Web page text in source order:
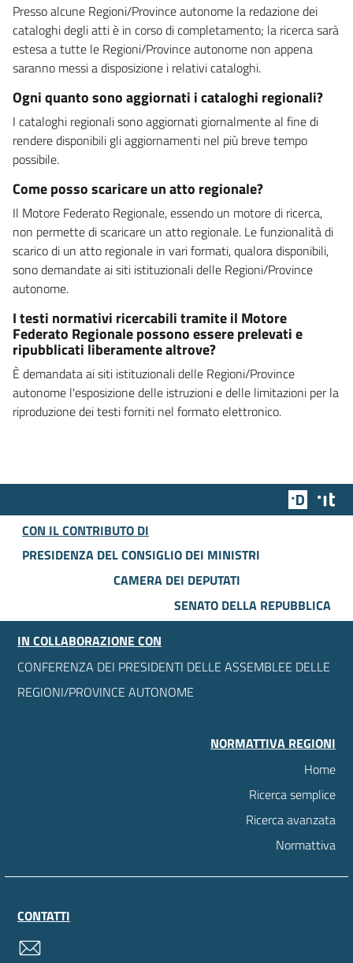
Presso alcune Regioni/Province autonome la redazione dei
cataloghi degli atti è in corso di completamento; la ricerca sarà
estesa a tutte le Regioni/Province autonome non appena
saranno messi a disposizione i relativi cataloghi.
Ogni quanto sono aggiornati i cataloghi regionali?
I cataloghi regionali sono aggiornati giornalmente al fine di
rendere disponibili gli aggiornamenti nel più breve tempo
possibile.
Come posso scaricare un atto regionale?
Il Motore Federato Regionale, essendo un motore di ricerca,
non permette di scaricare un atto regionale. Le funzionalità di
scarico di un atto regionale in vari formati, qualora disponibili,
sono demandate ai siti istituzionali delle Regioni/Province
autonome.
I testi normativi ricercabili tramite il Motore
Federato Regionale possono essere prelevati e
ripubblicati liberamente altrove?
È demandata ai siti istituzionali delle Regioni/Province
autonome l'esposizione delle istruzioni e delle limitazioni per la
riproduzione dei testi forniti nel formato elettronico.
Team
CON IL CONTRIBUTO DI
PRESIDENZA DEL CONSIGLIO DEI MINISTRI
CAMERA DEI DEPUTATI
SENATO DELLA REPUBBLICA
IN COLLABORAZIONE CON
CONFERENZA DEI PRESIDENTI DELLE ASSEMBLEE DELLE
REGIONI/PROVINCE AUTONOME
NORMATTIVA REGIONI
Home
Ricerca semplice
Ricerca avanzata
Normattiva
CONTATTI